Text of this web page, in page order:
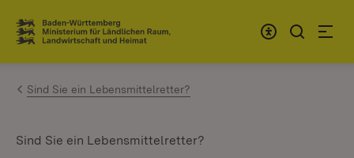
Zum Inhalt springen
Link zur Startseite
Sind Sie ein Lebensmittelretter?
Sind Sie ein Lebensmittelretter?